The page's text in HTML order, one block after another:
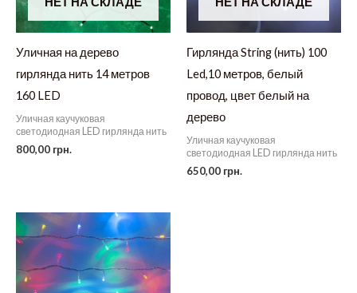
Уличная на дерево
гирлянда нить 14 метров
160 LED
Уличная каучуковая
светодиодная LED гирлянда нить
800,00 грн.
Гирлянда String (нить) 100
Led,10 метров, белый
провод, цвет белый на
дерево
Уличная каучуковая
светодиодная LED гирлянда нить
650,00 грн.